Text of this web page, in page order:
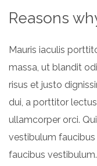
Reasons
Mauris iaculis
massa, ut blandit
risus et justo
dui, a porttitor
ullamcorper orci.
vestibulum
faucibus